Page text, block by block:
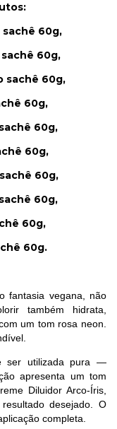
sachê 60g,
sachê 60g,
sachê 60g,
60g,
60g,
60g,
60g,
60g,
60g,
60g.
fantasia vegana, não
também hidrata,
um tom rosa neon.
ser utilizada pura —
apresenta um tom
Diluidor Arco-Íris,
desejado. O
completa.